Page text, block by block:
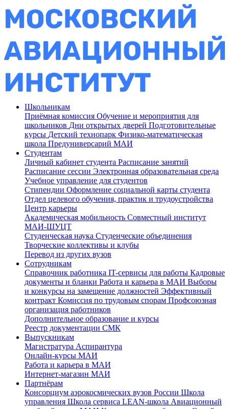
Школьникам
Приёмная комиссия Обучение и мероприятия для
школьников Дни открытых дверей Подготовительные
курсы Детский технопарк Физико-математическая
школа Предуниверсарий МАИ
Студентам
Личный кабинет студента Расписание занятий
Расписание сессии Электронная образовательная среда
Учебное управление для студентов
Стипендии Оформление социальной карты студента
Отдел целевого обучения, практик и трудоустройства
Центр карьеры
Академическая мобильность Совместный институт
МАИ-ШУЦТ
Студенческая наука Студенческие объединения
Творческие коллективы и клубы
Перевод из других вузов
Сотрудникам
Cправочник работника IT-сервисы для работы Кадровые
документы и бланки Работа и карьера в МАИ Выборы
и конкурсы на замещение должностей Эффективный
контракт Комиссия по трудовым спорам Профсоюзная
организация работников
Дополнительное образование и курсы
Реестр документации СМК
Выпускникам
Магистратура Аспирантура
Онлайн-курсы МАИ
Работа и карьера в МАИ
Интернет-магазин МАИ
Партнёрам
Консорциум аэрокосмических вузов России Школа
управления Школа сервиса LEAN-школа Авиационный